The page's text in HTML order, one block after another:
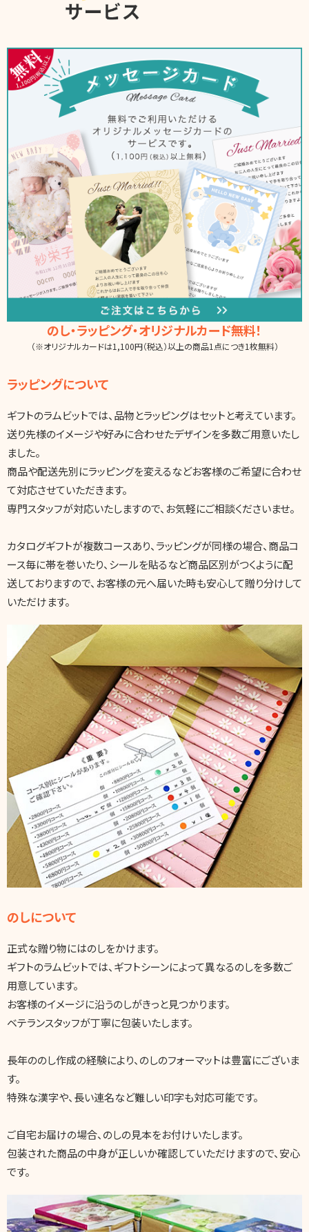
のし・ラッピング・オリジナルカード無料！
（※オリジナルカードは1,100円（税込）以上の商品1点につき1枚無料）
ラッピングについて
ギフトのラムビットでは、品物とラッピングはセットと考えています。
送り先様のイメージや好みに合わせたデザインを多数ご用意いたし
ました。
商品や配送先別にラッピングを変えるなどお客様のご希望に合わせ
て対応させていただきます。
専門スタッフが対応いたしますので、お気軽にご相談くださいませ。
カタログギフトが複数コースあり、ラッピングが同様の場合、商品コ
ース毎に帯を巻いたり、シールを貼るなど商品区別がつくように配
送しておりますので、お客様の元へ届いた時も安心して贈り分けして
いただけます。
のしについて
正式な贈り物にはのしをかけます。
ギフトのラムビットでは、ギフトシーンによって異なるのしを多数ご
用意しています。
お客様のイメージに沿うのしがきっと見つかります。
ベテランスタッフが丁寧に包装いたします。
長年ののし作成の経験により、のしのフォーマットは豊富にございま
す。
特殊な漢字や、長い連名など難しい印字も対応可能です。
ご自宅お届けの場合、のしの見本をお付けいたします。
包装された商品の中身が正しいか確認していただけますので、安心
です。